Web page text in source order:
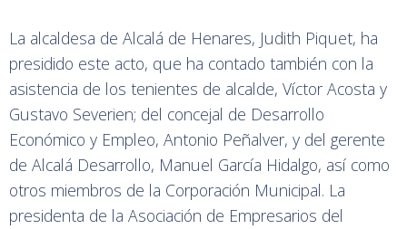
La alcaldesa de Alcalá de Henares, Judith Piquet, ha
presidido este acto, que ha contado también con la
asistencia de los tenientes de alcalde, Víctor Acosta y
Gustavo Severien; del concejal de Desarrollo
Económico y Empleo, Antonio Peñalver, y del gerente
de Alcalá Desarrollo, Manuel García Hidalgo, así como
otros miembros de la Corporación Municipal. La
presidenta de la Asociación de Empresarios del